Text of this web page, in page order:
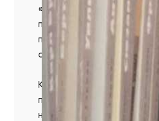
«Берестяные письма в
популяризации русской
посуде, оформленной
спасёт мир» (из романа Ф.
Кстати, сегодня в 16
представители
новые идеи для